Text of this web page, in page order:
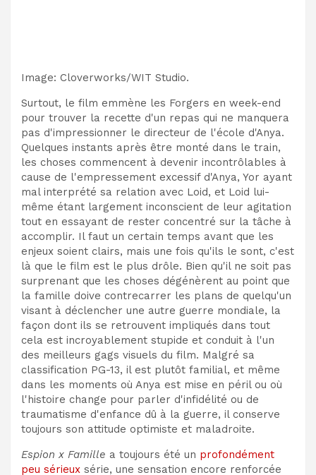
Image: Cloverworks/WIT Studio.
Surtout, le film emmène les Forgers en week-end
pour trouver la recette d'un repas qui ne manquera
pas d'impressionner le directeur de l'école d'Anya.
Quelques instants après être monté dans le train,
les choses commencent à devenir incontrôlables à
cause de l'empressement excessif d'Anya, Yor ayant
mal interprété sa relation avec Loid, et Loid lui-
même étant largement inconscient de leur agitation
tout en essayant de rester concentré sur la tâche à
accomplir. Il faut un certain temps avant que les
enjeux soient clairs, mais une fois qu'ils le sont, c'est
là que le film est le plus drôle. Bien qu'il ne soit pas
surprenant que les choses dégénèrent au point que
la famille doive contrecarrer les plans de quelqu'un
visant à déclencher une autre guerre mondiale, la
façon dont ils se retrouvent impliqués dans tout
cela est incroyablement stupide et conduit à l'un
des meilleurs gags visuels du film. Malgré sa
classification PG-13, il est plutôt familial, et même
dans les moments où Anya est mise en péril ou où
l'histoire change pour parler d'infidélité ou de
traumatisme d'enfance dû à la guerre, il conserve
toujours son attitude optimiste et maladroite.
Espion x Famille a toujours été un profondément
peu sérieux série, une sensation encore renforcée